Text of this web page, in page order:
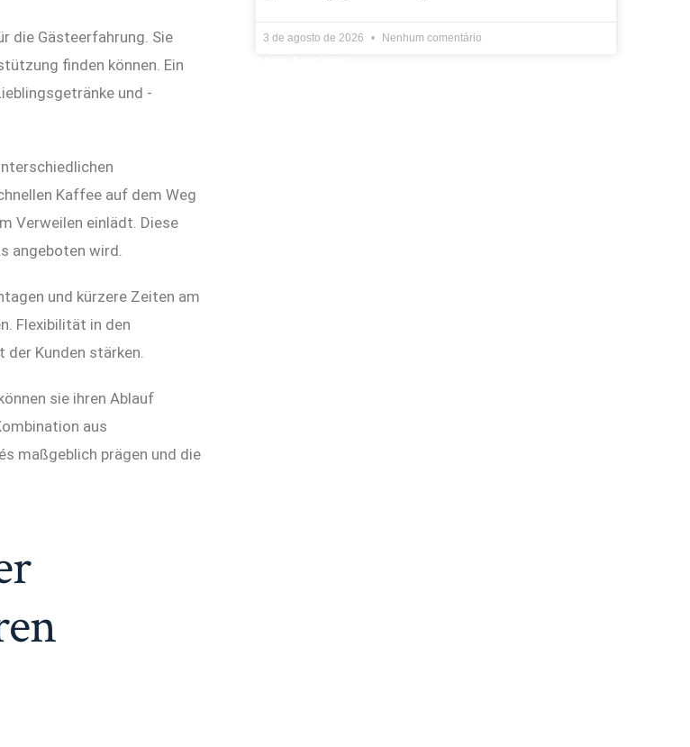
die Gästeerfahrung. Sie
finden können. Ein
und -
Kaffee auf dem Weg
Verweilen einlädt. Diese
angeboten wird.
und kürzere Zeiten am
Flexibilität in den
der Kunden stärken.
sie ihren Ablauf
aus
maßgeblich prägen und die
3 de agosto de 2026 Nenhum comentário